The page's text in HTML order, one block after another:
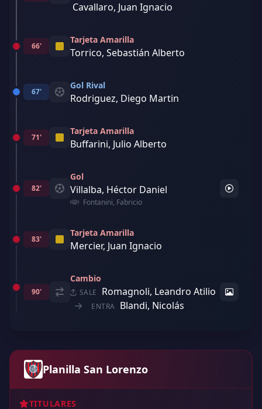
Cavallaro, Juan Ignacio
66'
Tarjeta Amarilla
Torrico, Sebastián Alberto
67'
Gol Rival
Rodriguez, Diego Martin
71'
Tarjeta Amarilla
Buffarini, Julio Alberto
82'
Gol
Villalba, Héctor Daniel
Fontanini, Fabricio
83'
Tarjeta Amarilla
Mercier, Juan Ignacio
90'
Cambio
SALE Romagnoli, Leandro Atilio
ENTRA Blandi, Nicolás
Planilla San Lorenzo
TITULARES